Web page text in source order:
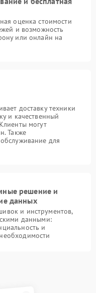
оценка стоимости
и возможность
или онлайн на
доставку техники
и качественный
могут
Также
для
решение и
данных
и инструментов,
данными:
и